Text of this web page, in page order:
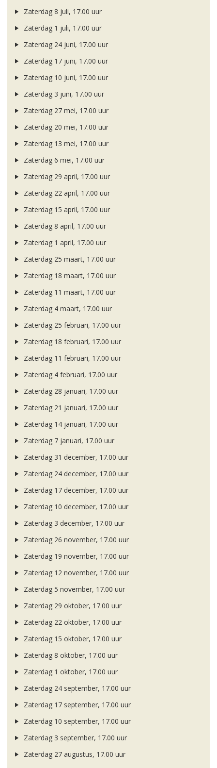
Zaterdag 8 juli, 17.00 uur
Zaterdag 1 juli, 17.00 uur
Zaterdag 24 juni, 17.00 uur
Zaterdag 17 juni, 17.00 uur
Zaterdag 10 juni, 17.00 uur
Zaterdag 3 juni, 17.00 uur
Zaterdag 27 mei, 17.00 uur
Zaterdag 20 mei, 17.00 uur
Zaterdag 13 mei, 17.00 uur
Zaterdag 6 mei, 17.00 uur
Zaterdag 29 april, 17.00 uur
Zaterdag 22 april, 17.00 uur
Zaterdag 15 april, 17.00 uur
Zaterdag 8 april, 17.00 uur
Zaterdag 1 april, 17.00 uur
Zaterdag 25 maart, 17.00 uur
Zaterdag 18 maart, 17.00 uur
Zaterdag 11 maart, 17.00 uur
Zaterdag 4 maart, 17.00 uur
Zaterdag 25 februari, 17.00 uur
Zaterdag 18 februari, 17.00 uur
Zaterdag 11 februari, 17.00 uur
Zaterdag 4 februari, 17.00 uur
Zaterdag 28 januari, 17.00 uur
Zaterdag 21 januari, 17.00 uur
Zaterdag 14 januari, 17.00 uur
Zaterdag 7 januari, 17.00 uur
Zaterdag 31 december, 17.00 uur
Zaterdag 24 december, 17.00 uur
Zaterdag 17 december, 17.00 uur
Zaterdag 10 december, 17.00 uur
Zaterdag 3 december, 17.00 uur
Zaterdag 26 november, 17.00 uur
Zaterdag 19 november, 17.00 uur
Zaterdag 12 november, 17.00 uur
Zaterdag 5 november, 17.00 uur
Zaterdag 29 oktober, 17.00 uur
Zaterdag 22 oktober, 17.00 uur
Zaterdag 15 oktober, 17.00 uur
Zaterdag 8 oktober, 17.00 uur
Zaterdag 1 oktober, 17.00 uur
Zaterdag 24 september, 17.00 uur
Zaterdag 17 september, 17.00 uur
Zaterdag 10 september, 17.00 uur
Zaterdag 3 september, 17.00 uur
Zaterdag 27 augustus, 17.00 uur